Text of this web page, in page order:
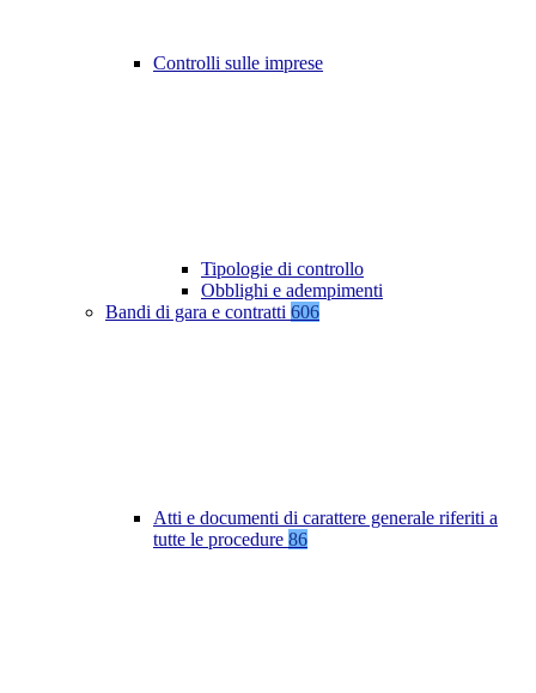
Controlli sulle imprese
Tipologie di controllo
Obblighi e adempimenti
Bandi di gara e contratti 606
Atti e documenti di carattere generale riferiti a
tutte le procedure 86